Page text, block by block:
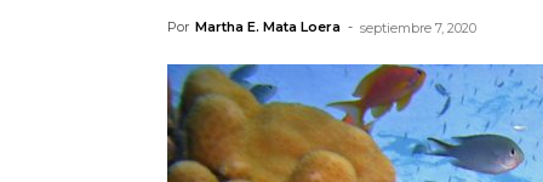
Por Martha E. Mata Loera - septiembre 7, 2020